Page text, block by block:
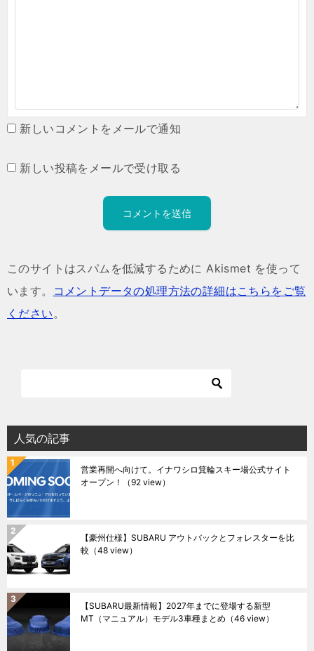
新しいコメントをメールで通知
新しい投稿をメールで受け取る
このサイトはスパムを低減するために Akismet を使って
います。
コメントデータの処理方法の詳細はこちらをご覧
ください。
人気の記事
営業再開へ向けて。イナワシロ箕輪スキー場公式サイト
オープン！
（92 view）
【豪州仕様】SUBARU アウトバックとフォレスターを比
較 （48 view）
【SUBARU最新情報】2027年までに登場する新型
MT（マニュアル）モデル3車種まとめ （46 view）